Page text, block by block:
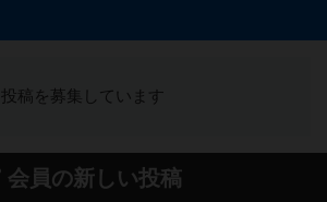
投稿を募集しています
会員の新しい投稿